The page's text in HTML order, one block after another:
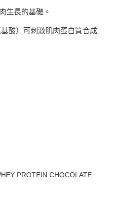
生長的基礎。
酸）可刺激肌肉蛋白質合成
PROTEIN CHOCOLATE